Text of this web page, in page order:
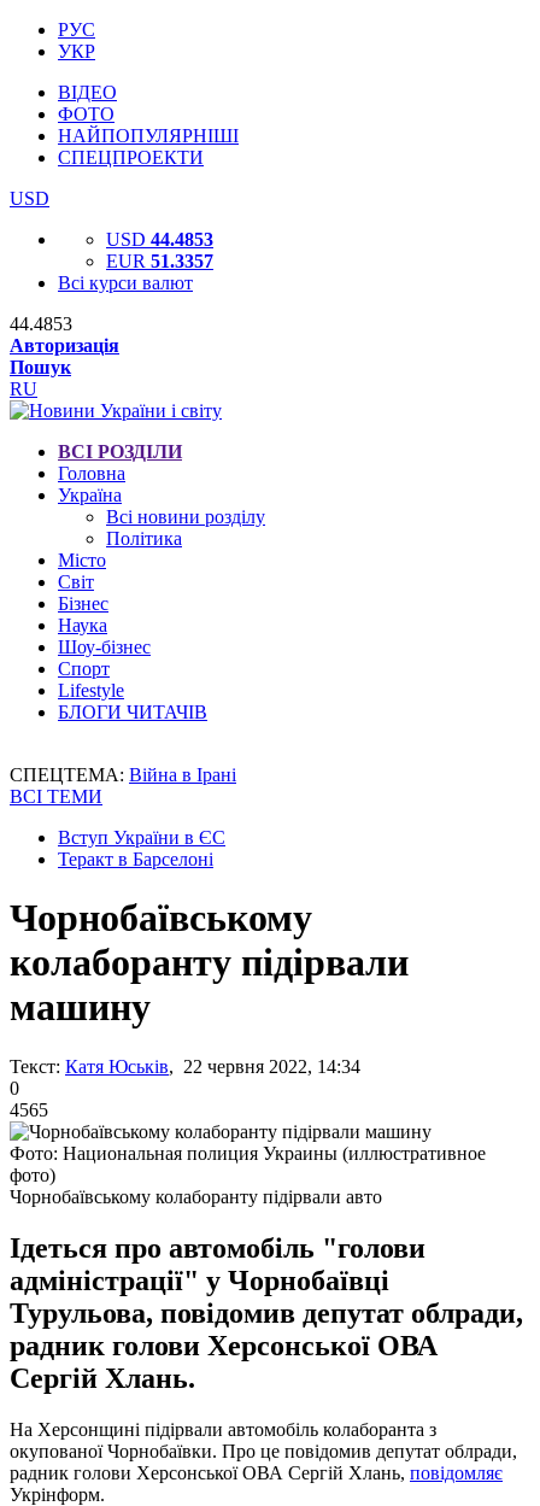
РУС
УКР
ВІДЕО
ФОТО
НАЙПОПУЛЯРНІШІ
СПЕЦПРОЕКТИ
USD
USD 44.4853
EUR 51.3357
Всі курси валют
44.4853
Авторизація
Пошук
RU
ВСІ РОЗДІЛИ
Головна
Україна
Всі новини розділу
Політика
Місто
Світ
Бізнес
Наука
Шоу-бізнес
Спорт
Lifestyle
БЛОГИ ЧИТАЧІВ
СПЕЦТЕМА: Війна в Ірані
ВСІ ТЕМИ
Вступ України в ЄС
Теракт в Барселоні
Чорнобаївському
колаборанту підірвали
машину
Текст: Катя Юськів, 22 червня 2022, 14:34
0
4565
Фото: Национальная полиция Украины (иллюстративное
фото)
Чорнобаївському колаборанту підірвали авто
Ідеться про автомобіль "голови
адміністрації" у Чорнобаївці
Турульова, повідомив депутат облради,
радник голови Херсонської ОВА
Сергій Хлань.
На Херсонщині підірвали автомобіль колаборанта з
окупованої Чорнобаївки. Про це повідомив депутат облради,
радник голови Херсонської ОВА Сергій Хлань, повідомляє
Укрінформ.